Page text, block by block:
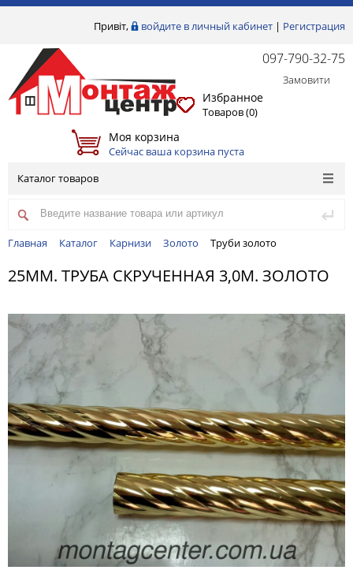
Привіт, войдите в личный кабинет | Регистрация
097-790-32-75
Замовити
Избранное
Товаров (0)
Моя корзина
Сейчас ваша корзина пуста
Каталог товаров
Главная Каталог Карнизи Золото Труби золото
25ММ. ТРУБА СКРУЧЕННАЯ 3,0М. ЗОЛОТО